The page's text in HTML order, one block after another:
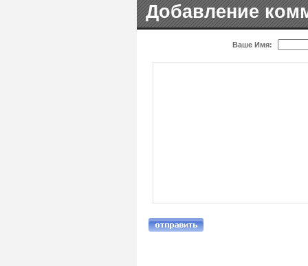
Добавление
Ваше Имя: